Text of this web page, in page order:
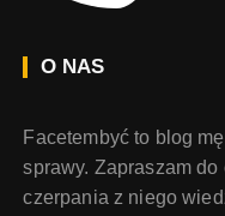
O NAS
Facetembyć to blog
sprawy. Zapraszam
czerpania z niego